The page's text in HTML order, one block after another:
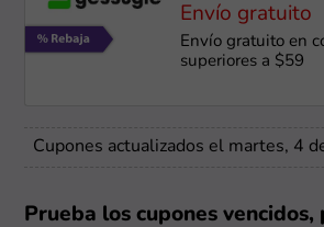
Envío gratuito
Envío gratuito en
superiores a $59
Cupones actualizados el martes, 4
Prueba los cupones vencidos,